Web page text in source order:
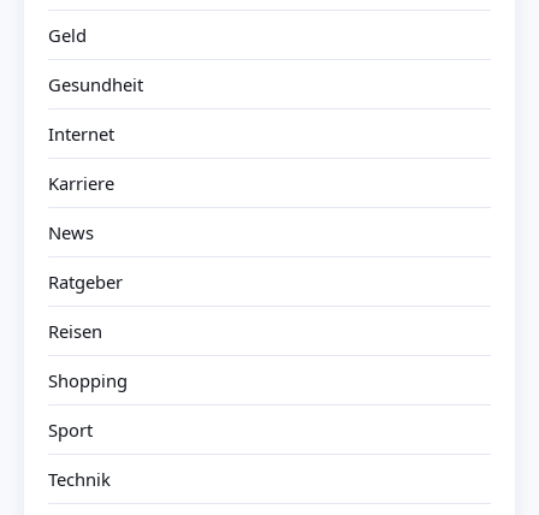
Geld
Gesundheit
Internet
Karriere
News
Ratgeber
Reisen
Shopping
Sport
Technik